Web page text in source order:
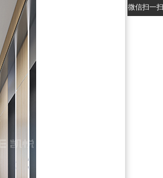
微信扫一扫